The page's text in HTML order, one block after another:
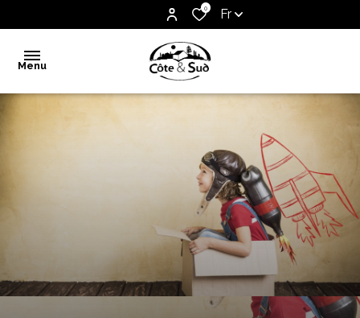
0 Fr
Menu
Estimation